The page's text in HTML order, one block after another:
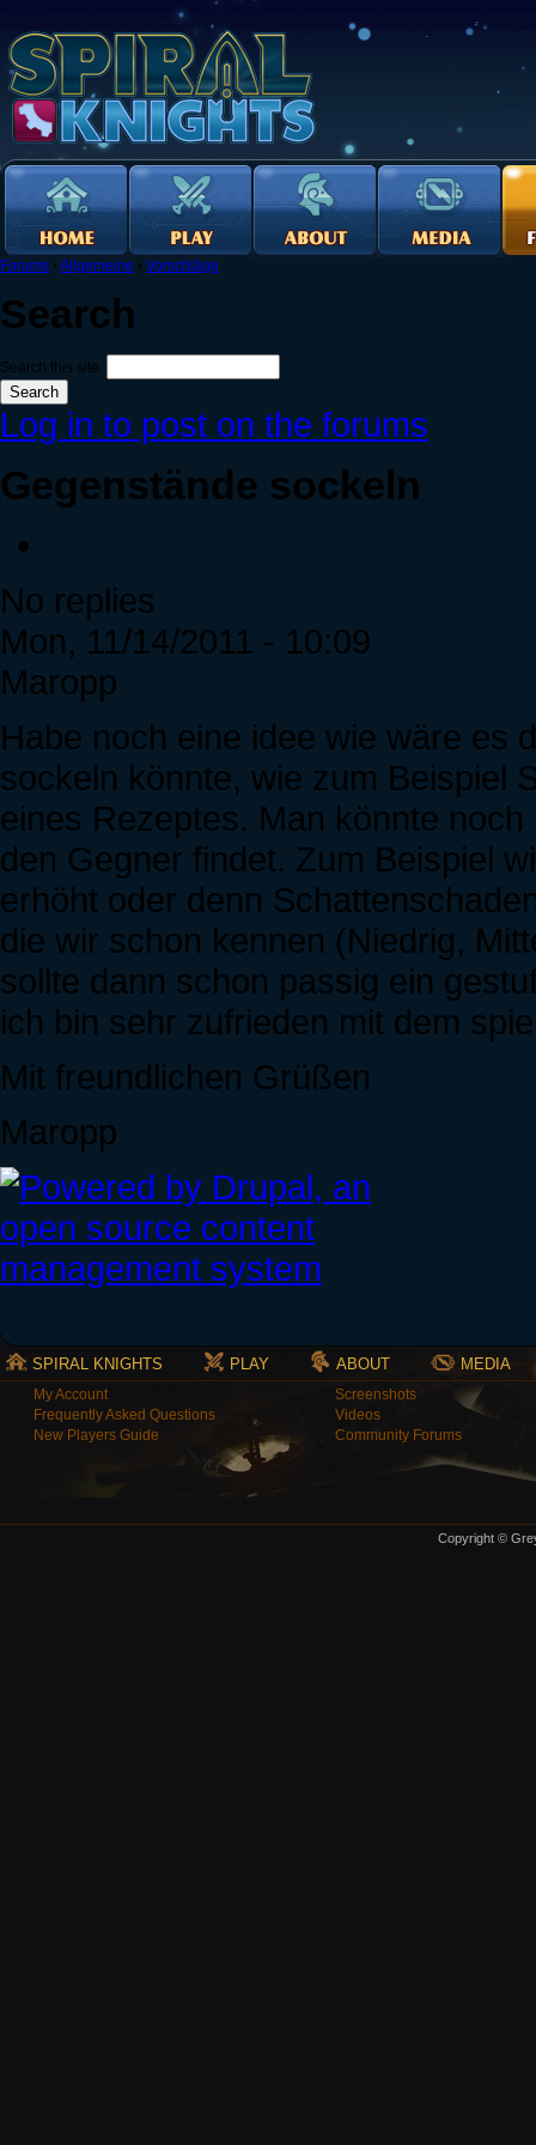
Forums › Allgemeine › Vorschläge
Search
Search this site:
Log in to post on the forums
Gegenstände sockeln
No replies
Mon, 11/14/2011 - 10:09
Maropp
Habe noch eine idee wie wäre es
sockeln könnte, wie zum Beispiel
eines Rezeptes. Man könnte
den Gegner findet. Zum Beispiel
erhöht oder denn
die wir schon kennen (Niedrig,
sollte dann schon passig ein
ich bin sehr zufrieden mit dem
Mit freundlichen Grüßen
Maropp
SPIRAL KNIGHTS PLAY ABOUT MEDIA
My Account
Frequently Asked Questions
New Players Guide
Screenshots
Videos
Community Forums
Copyright ©